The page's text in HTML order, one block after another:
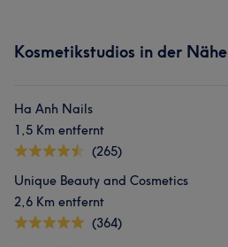
Kosmetikstudios in der Nähe
Ha Anh Nails
1,5 Km entfernt
(265)
Unique Beauty and Cosmetics
2,6 Km entfernt
(364)